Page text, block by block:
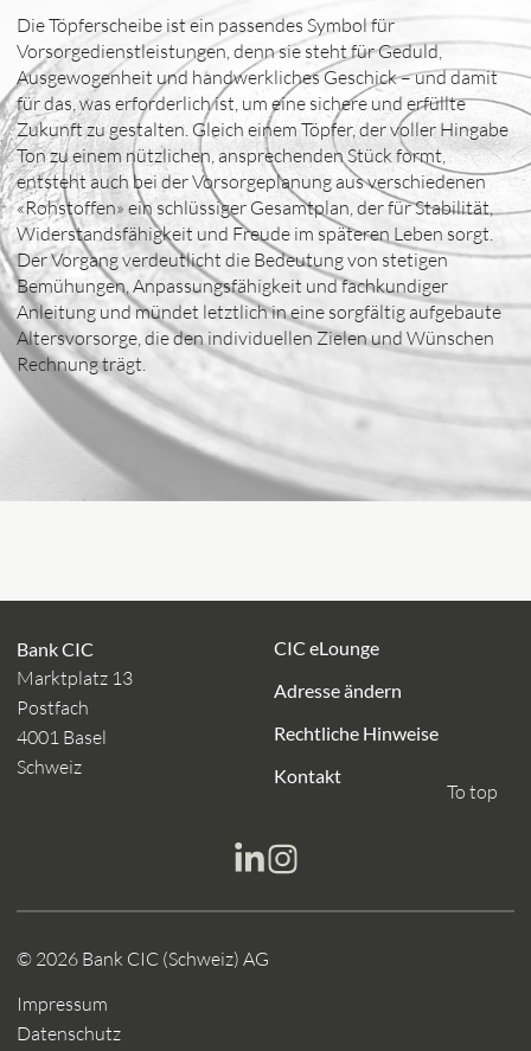
Die Töpferscheibe ist ein passendes Symbol für
Vorsorgedienstleistungen, denn sie steht für Geduld,
Ausgewogenheit und handwerkliches Geschick – und damit
für das, was erforderlich ist, um eine sichere und erfüllte
Zukunft zu gestalten. Gleich einem Töpfer, der voller Hingabe
Ton zu einem nützlichen, ansprechenden Stück formt,
entsteht auch bei der Vorsorgeplanung aus verschiedenen
«Rohstoffen» ein schlüssiger Gesamtplan, der für Stabilität,
Widerstandsfähigkeit und Freude im späteren Leben sorgt.
Der Vorgang verdeutlicht die Bedeutung von stetigen
Bemühungen, Anpassungsfähigkeit und fachkundiger
Anleitung und mündet letztlich in eine sorgfältig aufgebaute
Altersvorsorge, die den individuellen Zielen und Wünschen
Rechnung trägt.
Bank CIC
Marktplatz 13
Postfach
4001 Basel
Schweiz
CIC eLounge
Adresse ändern
Rechtliche Hinweise
Kontakt
© 2026 Bank CIC (Schweiz) AG
Impressum
Datenschutz
To top